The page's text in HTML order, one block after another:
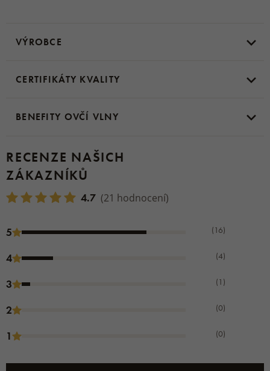
VÝROBCE
CERTIFIKÁTY KVALITY
BENEFITY OVČÍ VLNY
RECENZE NAŠICH
ZÁKAZNÍKŮ
4.7 (21 hodnocení)
5 (16)
4 (4)
3 (1)
2 (0)
1 (0)